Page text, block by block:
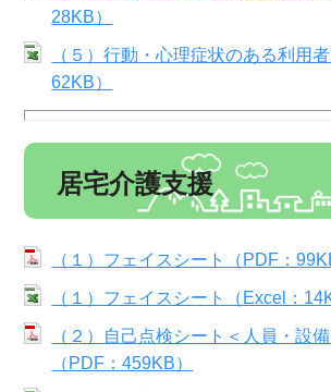
28KB）
（５）行動・心理症状のある利用
62KB）
居宅介護支援
（１）フェイスシート（PDF：
（１）フェイスシート（Excel：
（２）自己点検シート＜人員・設
（PDF：459KB）